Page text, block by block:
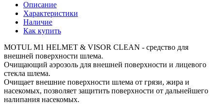
Описание
Характеристики
Наличие
Как купить
MOTUL M1 HELMET & VISOR CLEAN - cредство для
внешней поверхности шлема.
Очищающий аэрозоль для внешней поверхности и лицевого
стекла шлема.
Очищает внешние поверхности шлема от грязи, жира и
насекомых, позволяет защитить поверхности от дальнейшего
налипания насекомых.